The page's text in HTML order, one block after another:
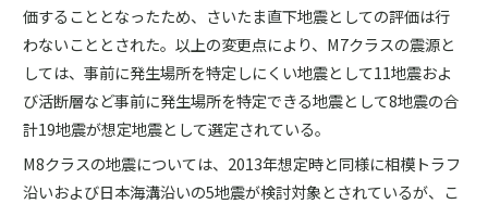
価することとなったため、さいたま直下地震としての評価は行
わないこととされた。以上の変更点により、M7クラスの震源と
しては、事前に発生場所を特定しにくい地震として11地震およ
び活断層など事前に発生場所を特定できる地震として8地震の合
計19地震が想定地震として選定されている。
M8クラスの地震については、2013年想定時と同様に相模トラフ
沿いおよび日本海溝沿いの5地震が検討対象とされているが、こ